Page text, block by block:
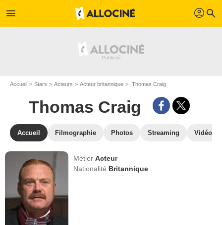
menu profil search
Accueil Stars Acteurs Acteur britannique Thomas Craig
Thomas Craig
Accueil Filmographie Photos Streaming Vidéos
MétierActeur
Nationalité Britannique